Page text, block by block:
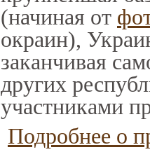
(начиная от
окраин),
заканчивая
других
участниками
Подробнее о